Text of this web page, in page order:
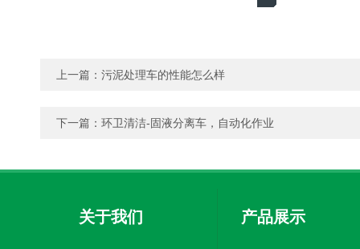
上一篇： 污泥处理车的性能怎么样
下一篇： 环卫清洁-固液分离车，自动化作业
关于我们 产品展示